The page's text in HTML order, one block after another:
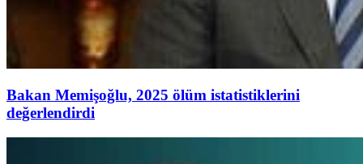
Bakan Memişoğlu, 2025 ölüm istatistiklerini
değerlendirdi